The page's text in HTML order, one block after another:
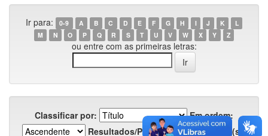
Ir para: 0-9 A B C D E F G H I J K
L
M
N O P Q R S T U V W X Y Z
ou entre com as primeiras letras:
Classificar por:
Em ordem:
Resultados/Página
Registro(s):